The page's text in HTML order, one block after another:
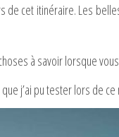
de cet itinéraire. Les
à savoir lorsque
j’ai pu tester lors de ce